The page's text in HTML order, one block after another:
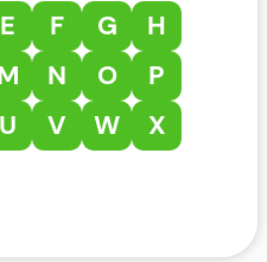
E F G
H
N O
P
U V W
X